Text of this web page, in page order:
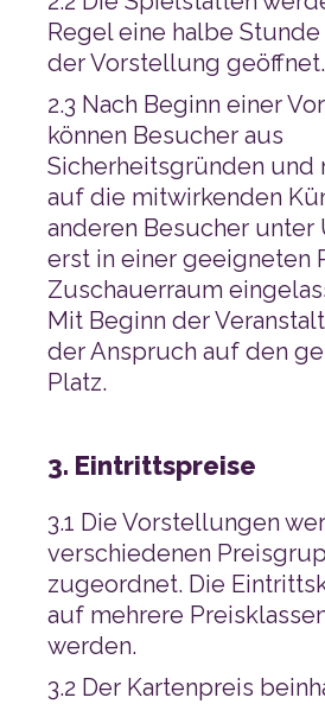
der Vorstellung geöffnet.
Platz.
3. Eintrittspreise
werden.